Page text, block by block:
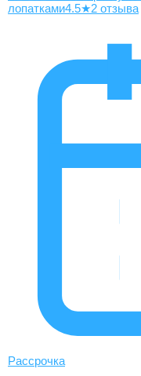
лопатками4.5★2 отзыва
Рассрочка